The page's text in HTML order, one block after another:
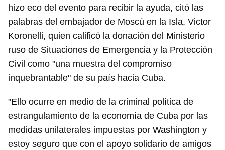
hizo eco del evento para recibir la ayuda, citó las
palabras del embajador de Moscú en la Isla, Victor
Koronelli, quien calificó la donación del Ministerio
ruso de Situaciones de Emergencia y la Protección
Civil como "una muestra del compromiso
inquebrantable" de su país hacia Cuba.
"Ello ocurre en medio de la criminal política de
estrangulamiento de la economía de Cuba por las
medidas unilaterales impuestas por Washington y
estoy seguro que con el apoyo solidario de amigos